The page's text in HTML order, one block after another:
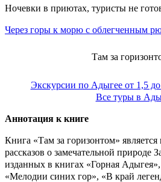
Ночевки в приютах, туристы не
Через горы к морю с облегченным
Там за
Экскурсии по Адыгее от 1,5
Все туры в
Аннотация к книге
Книга «Там за горизонтом»
рассказов о замечательной природе
изданных в книгах «Горная
«Мелодии синих гор», «В край